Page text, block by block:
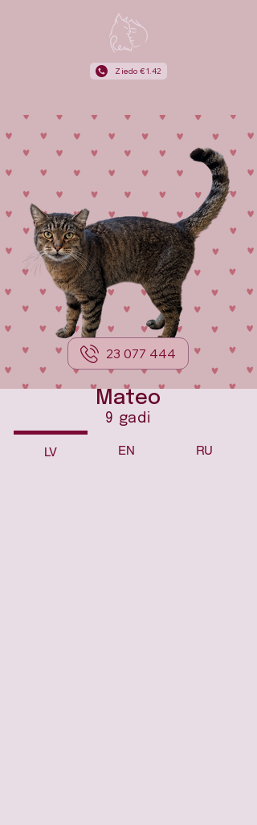
Ziedo €1.42
LV EN RU
23 077 444
Mateo
9 gadi